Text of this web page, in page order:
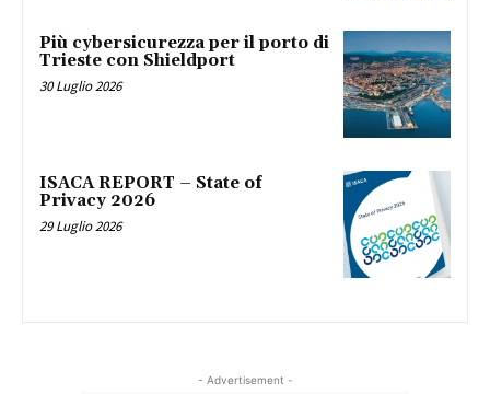
Più cybersicurezza per il porto di
Trieste con Shieldport
30 Luglio 2026
ISACA REPORT – State of
Privacy 2026
29 Luglio 2026
- Advertisement -